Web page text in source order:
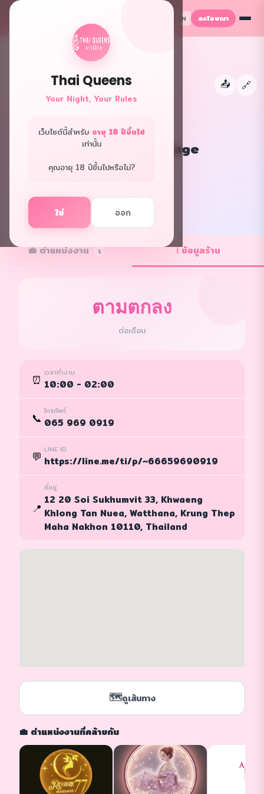
Thai Queens
Your Night, Your Rules
เว็บไซต์นี้สำหรับ อายุ 18 ปีขึ้นไป
เท่านั้น
คุณอายุ 18 ปีขึ้นไปหรือไม่?
ใช่ ออก
EN ลงโฆษณา
📤 🔗
Sena nuru massage
กรุงเทพ · นวดพิเศษ
✓ ร้านยืนยัน
💼 ตำแหน่งงาน 1 ℹ️ ข้อมูลร้าน
ตามตกลง
ต่อเดือน
⏰ เวลาทำงาน
10:00 - 02:00
📞 โทรศัพท์
065 969 0919
💬 LINE ID
https://line.me/ti/p/~66659690919
📍
ที่อยู่
12 20 Soi Sukhumvit 33, Khwaeng
Khlong Tan Nuea, Watthana, Krung Thep
Maha Nakhon 10110, Thailand
🗺️ดูเส้นทาง
💼 ตำแหน่งงานที่คล้ายกัน